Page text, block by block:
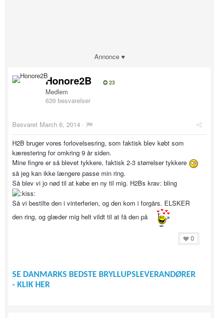
Annonce ♥
Honore2B 23
Medlem
639 besvarelser
Besvaret March 6, 2014 ·
H2B bruger vores forlovelsesring, som faktisk blev købt som
kærestering for omkring 9 år siden.
Mine fingre er så blevet tykkere, faktisk 2-3 størrelser tykkere
så jeg kan ikke længere passe min ring.
Så blev vi jo nød til at købe en ny til mig. H2Bs krav: bling
Så vi bestilte den i vinterferien, og den kom i forgårs. ELSKER
den ring, og glæder mig helt vildt til at få den på
0
SE DANMARKS BEDSTE BRYLLUPSLEVERANDØRER
- KLIK HER